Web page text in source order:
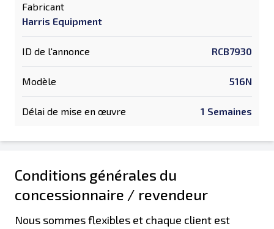
Fabricant
Harris Equipment
ID de l'annonce RCB7930
Modèle 516N
Délai de mise en œuvre 1 Semaines
Conditions générales du
concessionnaire / revendeur
Nous sommes flexibles et chaque client est